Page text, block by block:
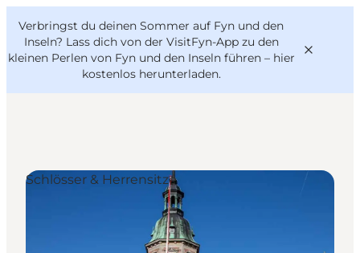
Verbringst du deinen Sommer auf Fyn und den
Inseln? Lass dich von der VisitFyn-App zu den
kleinen Perlen von Fyn und den Inseln führen – hier
kostenlos herunterladen.
Reise Ideen
Essen & trinken
Übernachtung
VisitFyn
Deutsch
Schlösser & Herrensitze